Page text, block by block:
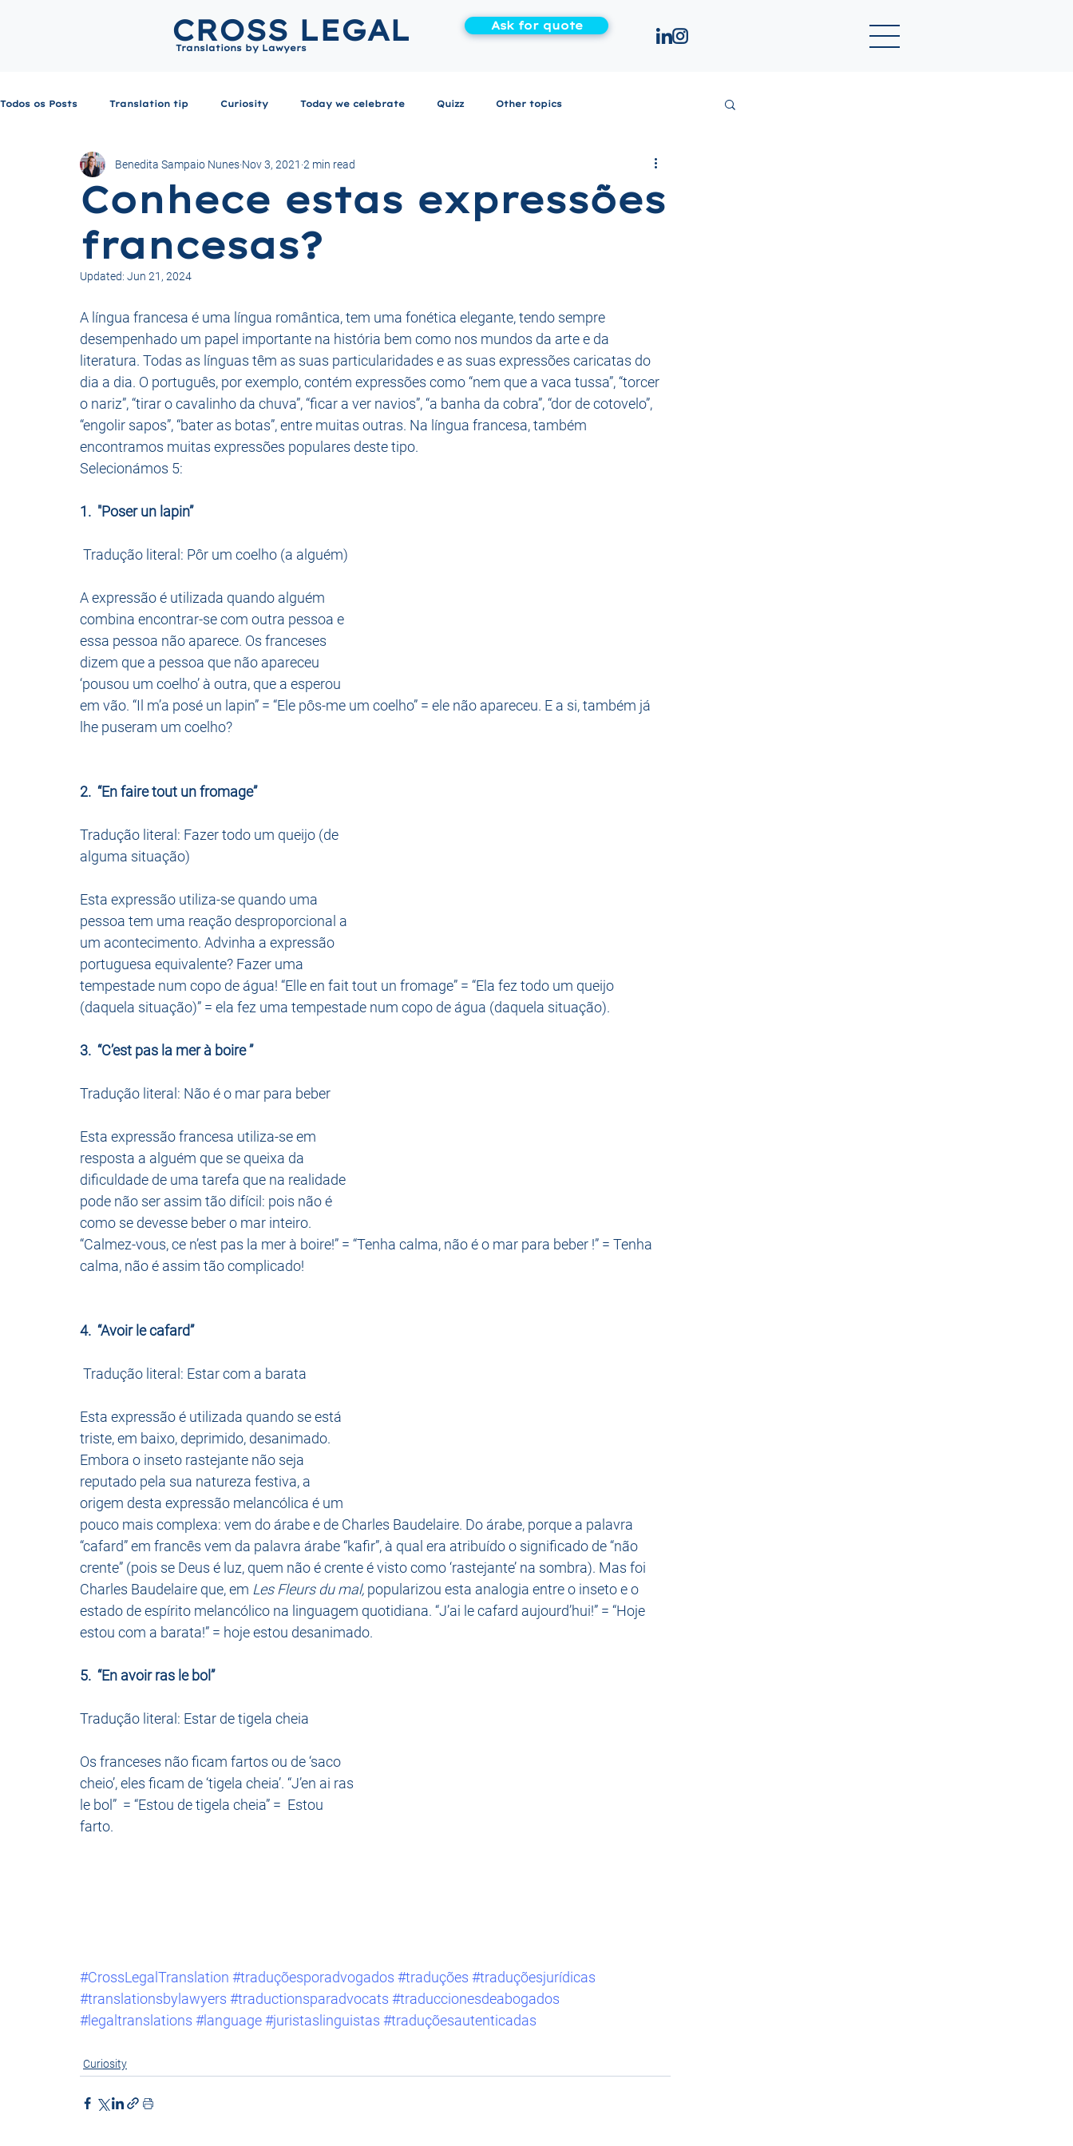
Translations by Lawyers
CROSS LEGAL Ask for quote
Todos os Posts Translation tip Curiosity Today we celebrate Quizz Other topics
Conhece estas expressões
francesas?
Benedita Sampaio Nunes Nov 3, 2021 2 min read
Updated: Jun 21, 2024
A língua francesa é uma língua romântica, tem uma fonética elegante, tendo sempre
desempenhado um papel importante na história bem como nos mundos da arte e da
literatura. Todas as línguas têm as suas particularidades e as suas expressões caricatas do
dia a dia. O português, por exemplo, contém expressões como “nem que a vaca tussa”, “torcer
o nariz”, “tirar o cavalinho da chuva”, “ficar a ver navios”, “a banha da cobra”, “dor de cotovelo”,
“engolir sapos”, “bater as botas”, entre muitas outras. Na língua francesa, também
encontramos muitas expressões populares deste tipo.
Selecionámos 5:
1.  "Poser un lapin”
Tradução literal: Pôr um coelho (a alguém)
A expressão é utilizada quando alguém
combina encontrar-se com outra pessoa e
essa pessoa não aparece. Os franceses
dizem que a pessoa que não apareceu
‘pousou um coelho’ à outra, que a esperou
em vão. “Il m’a posé un lapin” = “Ele pôs-me um coelho” = ele não apareceu. E a si, também já
lhe puseram um coelho?
2.  “En faire tout un fromage”
Tradução literal: Fazer todo um queijo (de
alguma situação)
Esta expressão utiliza-se quando uma
pessoa tem uma reação desproporcional a
um acontecimento. Advinha a expressão
portuguesa equivalente? Fazer uma
tempestade num copo de água! “Elle en fait tout un fromage” = “Ela fez todo um queijo
(daquela situação)” = ela fez uma tempestade num copo de água (daquela situação).
3.  “C’est pas la mer à boire ”
Tradução literal: Não é o mar para beber
Esta expressão francesa utiliza-se em
resposta a alguém que se queixa da
dificuldade de uma tarefa que na realidade
pode não ser assim tão difícil: pois não é
como se devesse beber o mar inteiro.
“Calmez-vous, ce n’est pas la mer à boire!” = “Tenha calma, não é o mar para beber !” = Tenha
calma, não é assim tão complicado!
4.  “Avoir le cafard”
Tradução literal: Estar com a barata
Esta expressão é utilizada quando se está
triste, em baixo, deprimido, desanimado.
Embora o inseto rastejante não seja
reputado pela sua natureza festiva, a
origem desta expressão melancólica é um
pouco mais complexa: vem do árabe e de Charles Baudelaire. Do árabe, porque a palavra
“cafard” em francês vem da palavra árabe “kafir”, à qual era atribuído o significado de “não
crente” (pois se Deus é luz, quem não é crente é visto como ‘rastejante’ na sombra). Mas foi
Charles Baudelaire que, em Les Fleurs du mal, popularizou esta analogia entre o inseto e o
estado de espírito melancólico na linguagem quotidiana. “J’ai le cafard aujourd’hui!” = “Hoje
estou com a barata!” = hoje estou desanimado.
5.  “En avoir ras le bol”
Tradução literal: Estar de tigela cheia
Os franceses não ficam fartos ou de ‘saco
cheio’, eles ficam de ‘tigela cheia’. “J’en ai ras
le bol”  = “Estou de tigela cheia” =  Estou
farto.
#CrossLegalTranslation #traduçõesporadvogados #traduções #traduçõesjurídicas
#translationsbylawyers #traductionsparadvocats #traduccionesdeabogados
#legaltranslations #language#juristaslinguistas #traduçõesautenticadas
Curiosity